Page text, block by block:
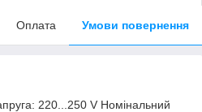
Оплата Умови повернення
220...250 V Номінальний